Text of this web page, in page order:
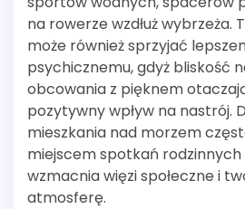
na rowerze wzdłuż wybrzeża.
może również sprzyjać
psychicznemu, gdyż bliskość
obcowania z pięknem
pozytywny wpływ na nastrój.
mieszkania nad morzem
miejscem spotkań
wzmacnia więzi społeczne i
atmosferę.